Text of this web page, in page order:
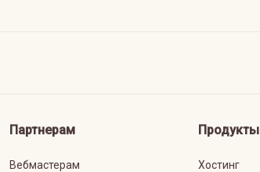
Партнерам
Вебмастерам
Продукты
Хостинг